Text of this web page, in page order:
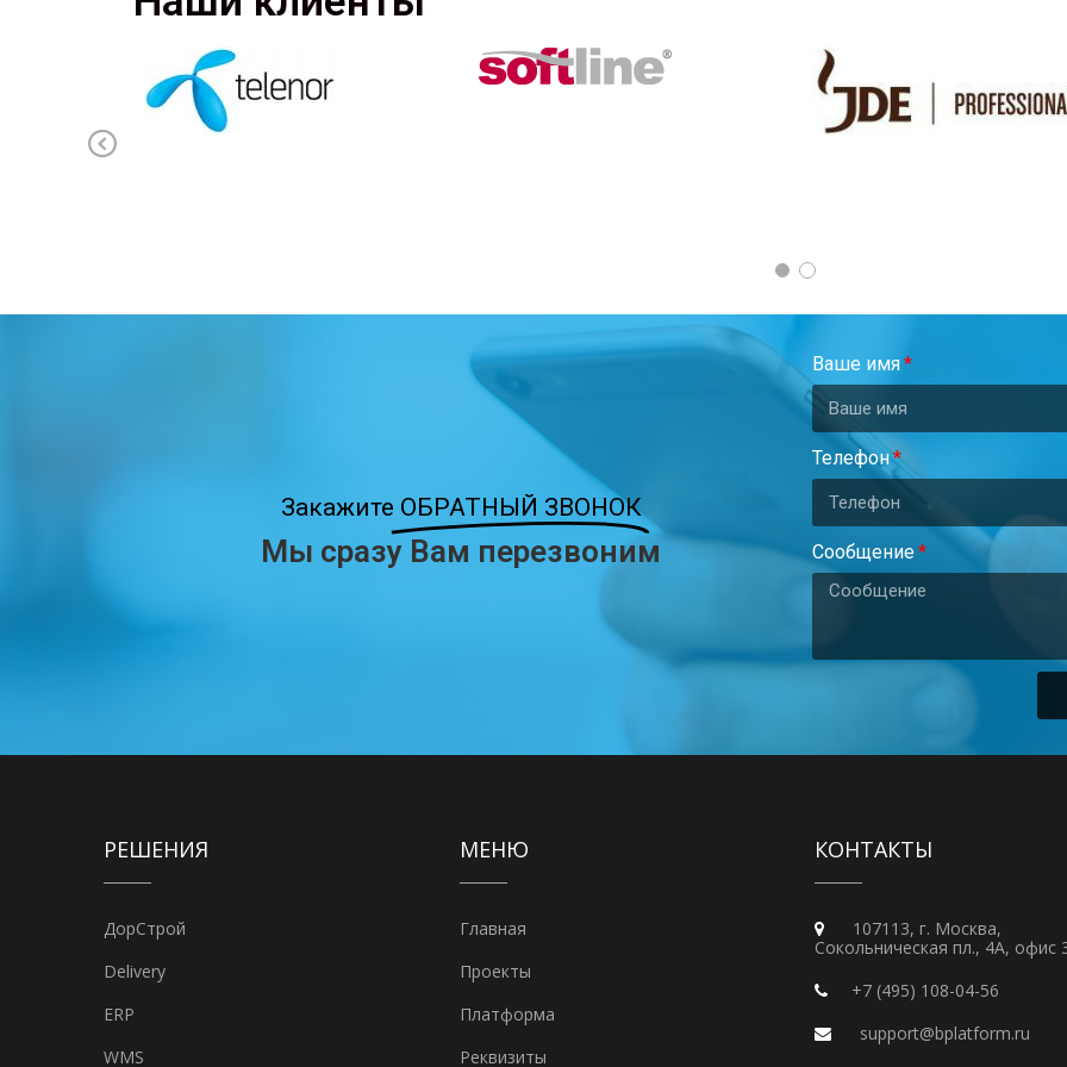
Закажите ОБРАТНЫЙ ЗВОНОК
Мы сразу Вам перезвоним
Ваше имя
Телефон
Сообщение
РЕШЕНИЯ
ДорСтрой
Delivery
ERP
WMS
МЕНЮ
Главная
Проекты
Платформа
Реквизиты
КОНТАКТЫ
107113, г. Москва,
Сокольническая пл., 4А, офис
+7 (495) 108-04-56
support@bplatform.ru